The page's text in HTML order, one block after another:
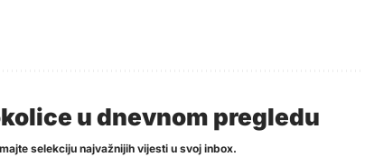
u dnevnom pregledu
selekciju najvažnijih vijesti u svoj inbox.